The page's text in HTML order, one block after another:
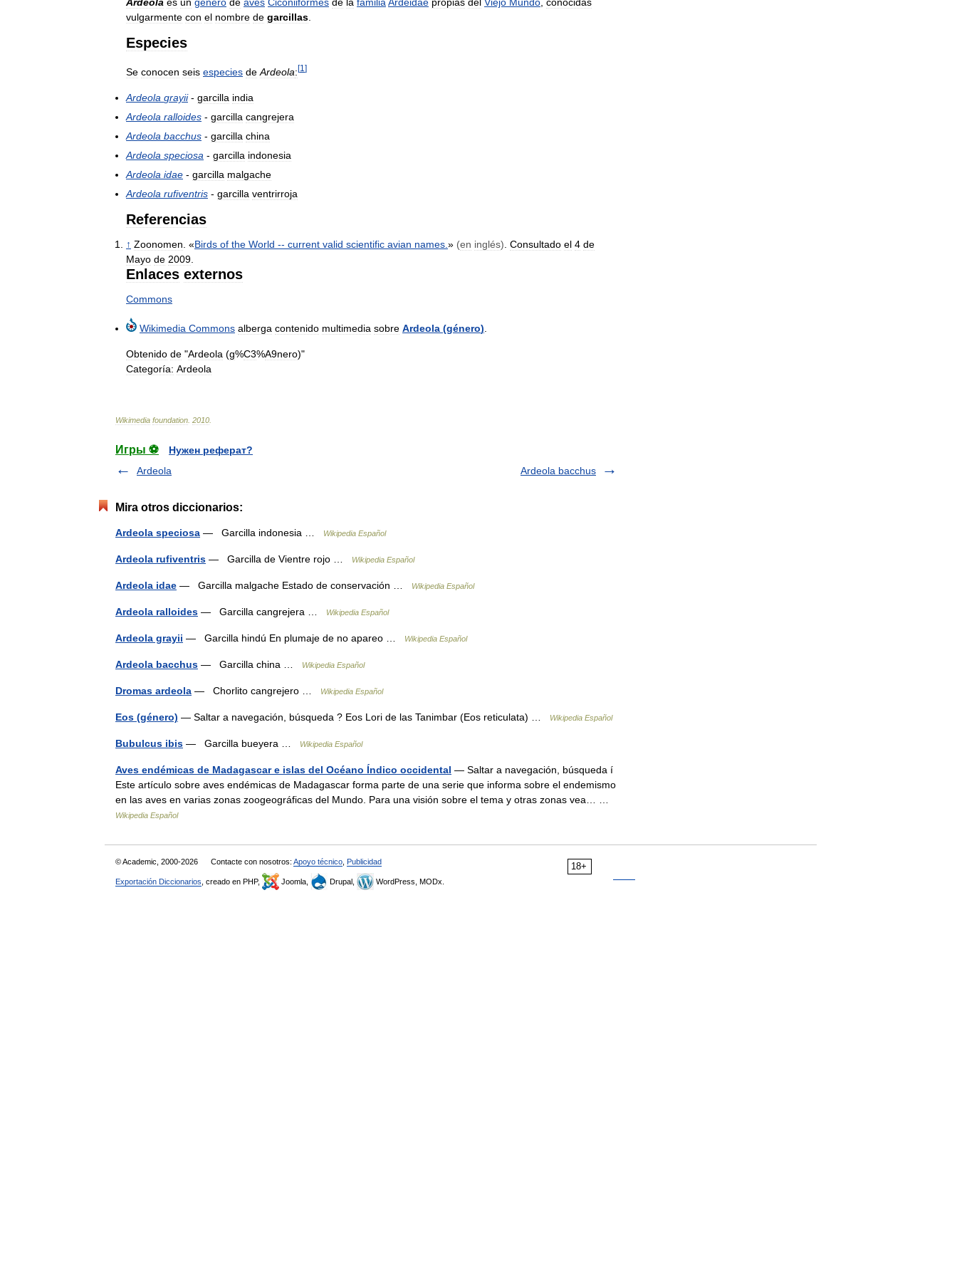
vulgarmente con el nombre de garcillas
Especies
Se conocen seis especies de Ardeola:[1 ]
Ardeola grayii- garcilla india
Ardeola ralloides - garcilla cangrejera
Ardeola bacchus - garcilla china
Ardeola speciosa - garcilla indonesia
Ardeola idae - garcilla malgache
Ardeola rufiventris - garcilla ventrirroja
Referencias
↑ Zoonomen . «Birds of the World -- current valid scientific avian names » (en inglés) Consultado el 4 de
Mayo de 2009
Enlaces externos
Commons
Wikimedia Commons alberga contenido multimedia sobre Ardeola (género)
Obtenido de "Ardeola (g%C3%A9nero)"
Categoría: Ardeola
Wikimedia foundation 2010
Игры ⚽
Нужен реферат?
Ardeola
Ardeola bacchus
Mira otros diccionarios:
Ardeola speciosa — Garcilla indonesia … Wikipedia Español
Ardeola rufiventris — Garcilla de Vientre rojo … Wikipedia Español
Ardeola idae — Garcilla malgache Estado de conservación … Wikipedia Español
Ardeola ralloides — Garcilla cangrejera … Wikipedia Español
Ardeola grayii — Garcilla hindú En plumaje de no apareo … Wikipedia Español
Ardeola bacchus — Garcilla china … Wikipedia Español
Dromas ardeola — Chorlito cangrejero … Wikipedia Español
Eos (género) — Saltar a navegación, búsqueda ? Eos Lori de las Tanimbar (Eos reticulata) … Wikipedia Español
Bubulcus ibis — Garcilla bueyera … Wikipedia Español
Aves endémicas de Madagascar e islas del Océano Índico occidental — Saltar a navegación, búsqueda í
Este artículo sobre aves endémicas de Madagascar forma parte de una serie que informa sobre el endemismo
en las aves en varias zonas zoogeográficas del Mundo. Para una visión sobre el tema y otras zonas vea… …
Wikipedia Español
18+
© Academic, 2000-2026 Contacte con nosotros: Apoyo técnico Publicidad
Exportación Diccionarios , creado en PHP, Joomla, Drupal, WordPress, MODx.